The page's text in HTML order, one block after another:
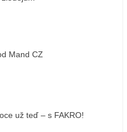
Mand CZ
už teď – s FAKRO!